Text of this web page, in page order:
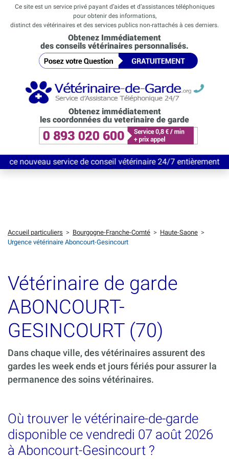
Ce site est un service privé payant d’aides et d’assistances téléphoniques
pour obtenir des informations,
distinct des vétérinaires et des services publics non-rattachés à ces derniers.
Obtenez Immédiatement
des conseils vétérinaires personnalisés.
Obtenez immédiatement
les coordonnées du veterinaire de garde
service de conseil vétérinaire 24/7 entièrement Gratuit
Accueil particuliers > Bourgogne-Franche-Comté > Haute-Saone >
Urgence vétérinaire Aboncourt-Gesincourt
Vétérinaire de garde
ABONCOURT-
GESINCOURT (70)
Dans chaque ville, des vétérinaires assurent des
gardes les week ends et jours fériés pour assurer la
permanence des soins vétérinaires.
Où trouver le vétérinaire-de-garde
disponible ce vendredi 07 août 2026
à Aboncourt-Gesincourt ?